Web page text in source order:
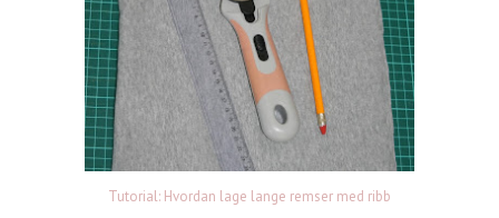
Tutorial: Hvordan lage lange remser med ribb